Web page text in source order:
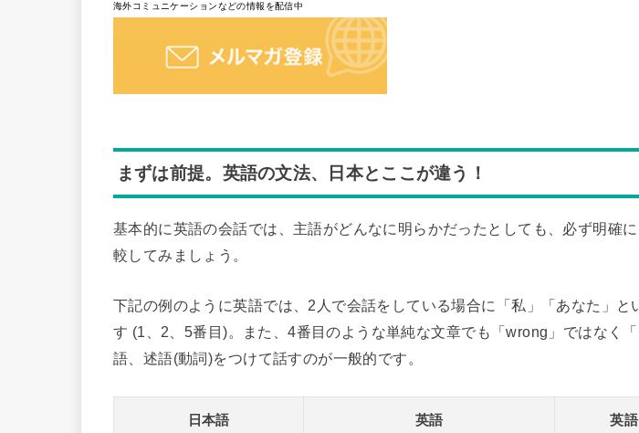
海外コミュニケーションなどの情報を配信中
まずは前提。英語の文法、日本とここが違う！
基本的に英語の会話では、主語がどんなに明らかだったとしても、必ず明確
較してみましょう。
下記の例のように英語では、2人で会話をしている場合に「私」「あなた」と
す (1、2、5番目)。また、4番目のような単純な文章でも「wrong」ではなく
語、述語(動詞)をつけて話すのが一般的です。
日本語 英語 英